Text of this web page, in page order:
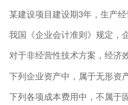
下列企业资产中，属于无形
下列各项成本费用中，不属于